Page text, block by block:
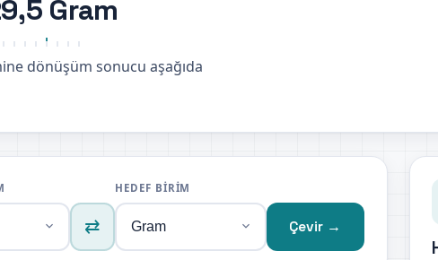
Gram
dönüşüm sonucu aşağıda
⇄
HEDEF BIRIM
Çevir →